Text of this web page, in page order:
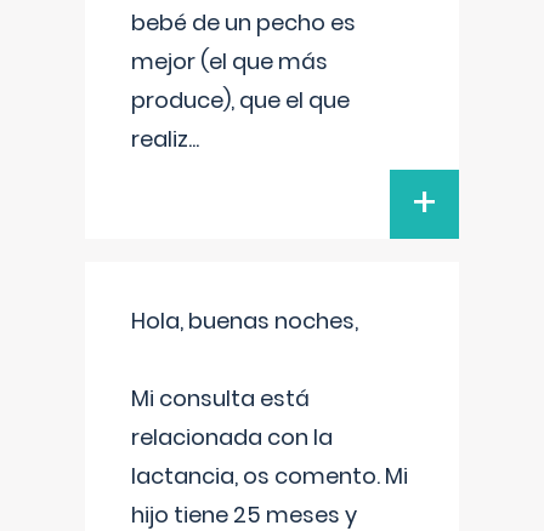
bebé de un pecho es
mejor (el que más
produce), que el que
realiz...
+
Hola, buenas noches,
Mi consulta está
relacionada con la
lactancia, os comento. Mi
hijo tiene 25 meses y